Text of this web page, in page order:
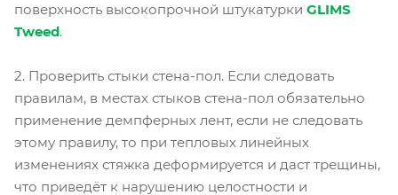
поверхность высокопрочной штукатурки GLIMS
Tweed.
2. Проверить стыки стена-пол. Если следовать
правилам, в местах стыков стена-пол обязательно
применение демпферных лент, если не следовать
этому правилу, то при тепловых линейных
изменениях стяжка деформируется и даст трещины,
что приведёт к нарушению целостности и